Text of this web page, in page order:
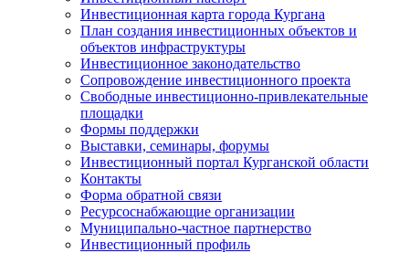
Инвестиционная карта города Кургана
План создания инвестиционных объектов и
объектов инфраструктуры
Инвестиционное законодательство
Сопровождение инвестиционного проекта
Свободные инвестиционно-привлекательные
площадки
Формы поддержки
Выставки, семинары, форумы
Инвестиционный портал Курганской области
Контакты
Форма обратной связи
Ресурсоснабжающие организации
Муниципально-частное партнерство
Инвестиционный профиль